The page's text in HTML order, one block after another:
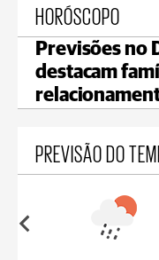
HORÓSCOPO
Previsões no
destacam
PREVISÃO DO
18°C